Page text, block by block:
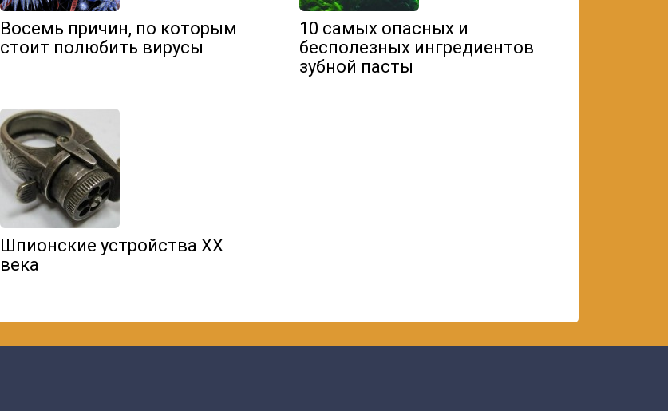
Восемь причин, по которым
стоит полюбить вирусы
10 самых опасных и
бесполезных ингредиентов
зубной пасты
Шпионские устройства ХХ
века